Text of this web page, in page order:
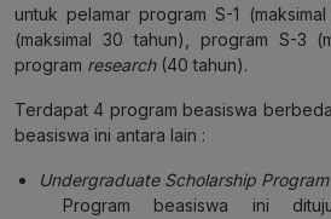
untuk pelamar program S-1
(maksimal 30 tahun), program S-3
program research (40 tahun).
Terdapat 4 program beasiswa
beasiswa ini antara lain :
Undergraduate Scholarship Program
Program beasiswa ini